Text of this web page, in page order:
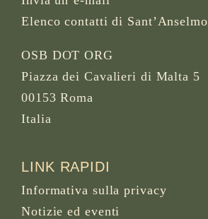
Elenco contatti di Sant’Anselmo
OSB DOT ORG
Piazza dei Cavalieri di Malta 5
00153 Roma
Italia
LINK RAPIDI
Informativa sulla privacy
Notizie ed eventi